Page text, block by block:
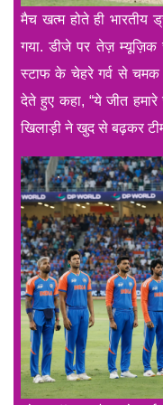
मैच खत्म होते ही भारतीय
गया. डीजे पर तेज़
स्टाफ के चेहरे गर्व से चमक
देते हुए कहा, “ये जीत
खिलाड़ी ने खुद से बढ़कर